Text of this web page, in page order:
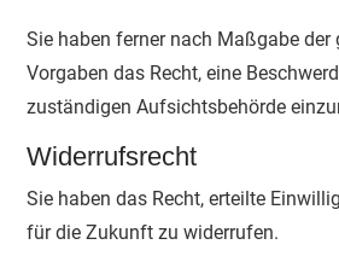
Sie haben ferner nach Maßgabe der
Vorgaben das Recht, eine
zuständigen Aufsichtsbehörde
Widerrufsrecht
Sie haben das Recht, erteilte
für die Zukunft zu widerrufen.